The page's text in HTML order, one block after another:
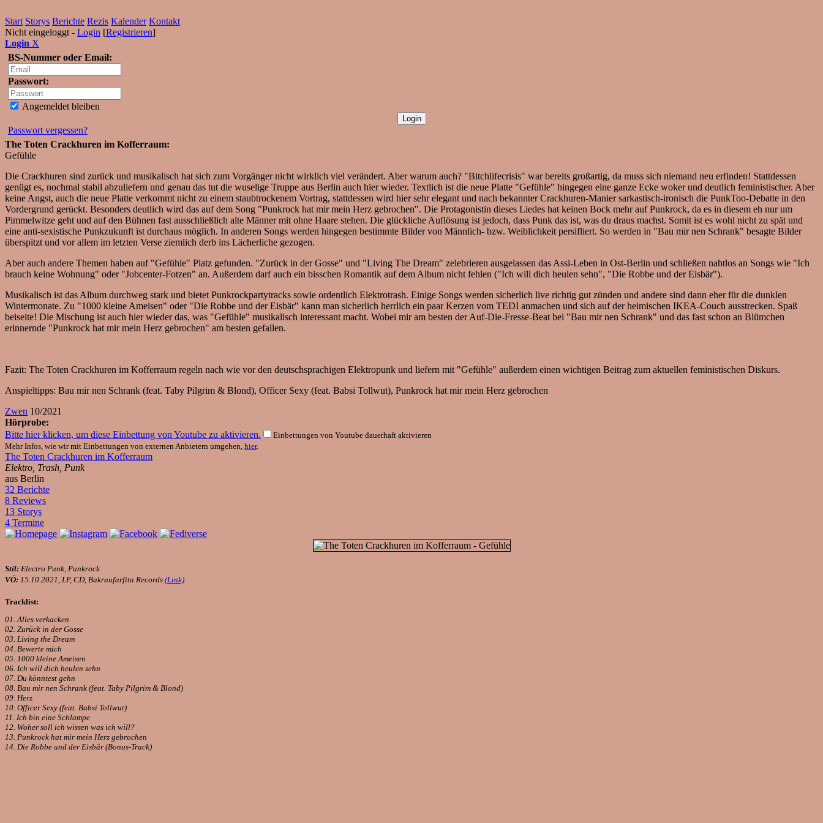
Start Storys Berichte Rezis Kalender Kontakt
Nicht eingeloggt - Login [Registrieren]
Login X
BS-Nummer oder Email:
Passwort:
Angemeldet bleiben
Passwort vergessen?
The Toten Crackhuren im Kofferraum:
Gefühle
Die Crackhuren sind zurück und musikalisch hat sich zum Vorgänger nicht wirklich viel verändert. Aber warum auch? "Bitchlifecrisis" war bereits großartig, da muss sich niemand neu erfinden! Stattdessen
genügt es, nochmal stabil abzuliefern und genau das tut die wuselige Truppe aus Berlin auch hier wieder. Textlich ist die neue Platte "Gefühle" hingegen eine ganze Ecke woker und deutlich feministischer. Aber
keine Angst, auch die neue Platte verkommt nicht zu einem staubtrockenem Vortrag, stattdessen wird hier sehr elegant und nach bekannter Crackhuren-Manier sarkastisch-ironisch die PunkToo-Debatte in den
Vordergrund gerückt. Besonders deutlich wird das auf dem Song "Punkrock hat mir mein Herz gebrochen". Die Protagonistin dieses Liedes hat keinen Bock mehr auf Punkrock, da es in diesem eh nur um
Pimmelwitze geht und auf den Bühnen fast ausschließlich alte Männer mit ohne Haare stehen. Die glückliche Auflösung ist jedoch, dass Punk das ist, was du draus machst. Somit ist es wohl nicht zu spät und
eine anti-sexistische Punkzukunft ist durchaus möglich. In anderen Songs werden hingegen bestimmte Bilder von Männlich- bzw. Weiblichkeit persifliert. So werden in "Bau mir nen Schrank" besagte Bilder
überspitzt und vor allem im letzten Verse ziemlich derb ins Lächerliche gezogen.
Aber auch andere Themen haben auf "Gefühle" Platz gefunden. "Zurück in der Gosse" und "Living The Dream" zelebrieren ausgelassen das Assi-Leben in Ost-Berlin und schließen nahtlos an Songs wie "Ich
brauch keine Wohnung" oder "Jobcenter-Fotzen" an. Außerdem darf auch ein bisschen Romantik auf dem Album nicht fehlen ("Ich will dich heulen sehn", "Die Robbe und der Eisbär").
Musikalisch ist das Album durchweg stark und bietet Punkrockpartytracks sowie ordentlich Elektrotrash. Einige Songs werden sicherlich live richtig gut zünden und andere sind dann eher für die dunklen
Wintermonate. Zu "1000 kleine Ameisen" oder "Die Robbe und der Eisbär" kann man sicherlich herrlich ein paar Kerzen vom TEDI anmachen und sich auf der heimischen IKEA-Couch ausstrecken. Spaß
beiseite! Die Mischung ist auch hier wieder das, was "Gefühle" musikalisch interessant macht. Wobei mir am besten der Auf-Die-Fresse-Beat bei "Bau mir nen Schrank" und das fast schon an Blümchen
erinnernde "Punkrock hat mir mein Herz gebrochen" am besten gefallen.
Fazit: The Toten Crackhuren im Kofferraum regeln nach wie vor den deutschsprachigen Elektropunk und liefern mit "Gefühle" außerdem einen wichtigen Beitrag zum aktuellen feministischen Diskurs.
Anspieltipps: Bau mir nen Schrank (feat. Taby Pilgrim & Blond), Officer Sexy (feat. Babsi Tollwut), Punkrock hat mir mein Herz gebrochen
Zwen 10/2021
Hörprobe:
Bitte hier klicken, um diese Einbettung von Youtube zu aktivieren.
Einbettungen von Youtube dauerhaft aktivieren
Mehr Infos, wie wir mit Einbettungen von externen Anbietern umgehen, hier.
The Toten Crackhuren im Kofferraum
Elektro, Trash, Punk
aus Berlin
32 Berichte
8 Reviews
13 Storys
4 Termine
Stil: Electro Punk, Punkrock
VÖ: 15.10.2021, LP, CD, Bakraufarfita Records (Link)
Tracklist:
01. Alles verkacken
02. Zurück in der Gosse
03. Living the Dream
04. Bewerte mich
05. 1000 kleine Ameisen
06. Ich will dich heulen sehn
07. Du könntest gehn
08. Bau mir nen Schrank (feat. Taby Pilgrim & Blond)
09. Herz
10. Officer Sexy (feat. Babsi Tollwut)
11. Ich bin eine Schlampe
12. Woher soll ich wissen was ich will?
13. Punkrock hat mir mein Herz gebrochen
14. Die Robbe und der Eisbär (Bonus-Track)